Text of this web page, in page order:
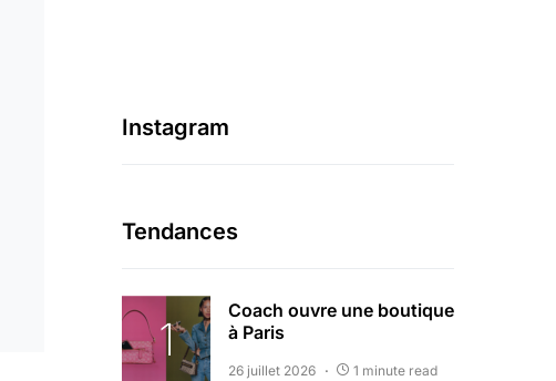
Instagram
Tendances
Coach ouvre une boutique
à Paris
26 juillet 2026 1 minute read